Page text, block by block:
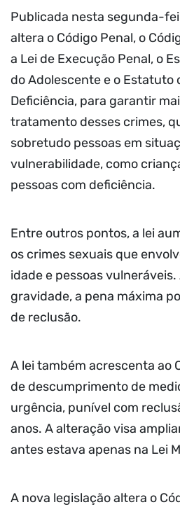
Publicada nesta segunda-
altera o Código Penal, o
a Lei de Execução Penal, o
do Adolescente e o Estatuto
Deficiência, para garantir
tratamento desses crimes,
sobretudo pessoas em
vulnerabilidade, como
pessoas com deficiência.
Entre outros pontos, a lei
os crimes sexuais que
idade e pessoas
gravidade, a pena máxima
de reclusão.
A lei também acrescenta ao
de descumprimento de
urgência, punível com
anos. A alteração visa
antes estava apenas na Lei
A nova legislação altera o